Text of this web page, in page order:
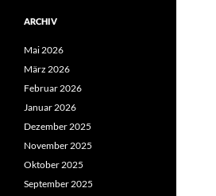
ARCHIV
Mai 2026
März 2026
Februar 2026
Januar 2026
Dezember 2025
November 2025
Oktober 2025
September 2025